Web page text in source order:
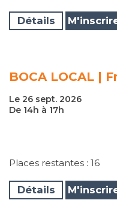
Détails
BOCA LOCAL |
Le 26 sept. 2026
De 14h à 17h
Places restantes : 16
Détails